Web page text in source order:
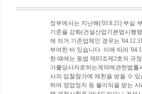
정부에서는 지난해('03.8.21) 부실
기준을 강화(건설산업기본법시행
에 의거 기존업체인 경우는
부여한 바 있습니다. 이에 따라
한 때에는 동법 제83조제2호의 규
가를당사자로하는계약에관한법률
사의 입찰참가에 제한을 받을 수
하여 영업정지 등 불이익을 받는